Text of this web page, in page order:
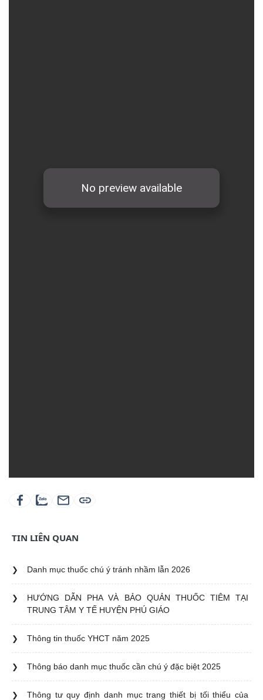
TIN LIÊN QUAN
Danh mục thuốc chú ý tránh nhầm lẫn 2026
HƯỚNG DẪN PHA VÀ BẢO QUẢN THUỐC TIÊM TẠI
TRUNG TÂM Y TẾ HUYỆN PHÚ GIÁO
Thông tin thuốc YHCT năm 2025
Thông báo danh mục thuốc cần chú ý đặc biệt 2025
Thông tư quy định danh mục trang thiết bị tối thiểu của
TRUNG TÂM Y TẾ KHU VỰC PHÚ GIÁO – TRẠM CẤP
CHUYỆN MÔN ĐỐI VỚI TRUNG TÂM Y TẾ KHU VỰC
DANH SÁCH TRẠM CẤP CỨU VỆ TINH 115 TRÊN ĐỊA
BÀN TP. HỒ CHÍ MINH
Danh mục thuốc chú ý tránh nhầm lẫn 2026